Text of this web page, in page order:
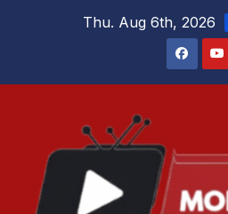
Thu. Aug 6th, 2026